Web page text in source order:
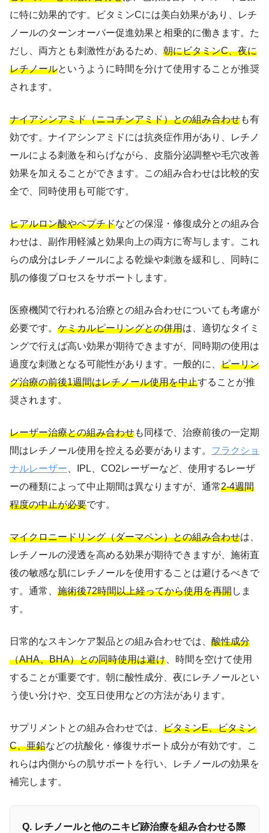
に特に効果的です。ビタミンCには美白効果があり、レチ
ノールのターンオーバー促進効果と相乗的に働きます。た
だし、両方とも刺激性があるため、 朝にビタミンC、夜に
レチノールというように時間を分けて使用することが推奨
されます。
ナイアシンアミド（ニコチンアミド）との組み合わせも有
効です。ナイアシンアミドには抗炎症作用があり、レチノ
ールによる刺激を和らげながら、皮脂分泌調整や毛穴改善
効果を加えることができます。この組み合わせは比較的安
全で、同時使用も可能です。
ヒアルロン酸やペプチドなどの保湿・修復成分との組み合
わせは、副作用軽減と効果向上の両方に寄与します。これ
らの成分はレチノールによる乾燥や刺激を緩和し、同時に
肌の修復プロセスをサポートします。
医療機関で行われる治療との組み合わせについても考慮が
必要です。 ケミカルピーリングとの併用は、適切なタイミ
ングで行えば高い効果が期待できますが、同時期の使用は
過度な刺激となる可能性があります。一般的に、 ピーリン
グ治療の前後1週間はレチノール使用を中止することが推
奨されます。
レーザー治療との組み合わせも同様で、治療前後の一定期
間はレチノール使用を控える必要があります。 フラクショ
ナルレーザー 、IPL、CO2レーザーなど、使用するレーザ
ーの種類によって中止期間は異なりますが、通常2-4週間
程度の中止が必要です。
マイクロニードリング（ダーマペン）との組み合わせは、
レチノールの浸透を高める効果が期待できますが、施術直
後の敏感な肌にレチノールを使用することは避けるべきで
す。通常、 施術後72時間以上経ってから使用を再開しま
す。
日常的なスキンケア製品との組み合わせでは、 酸性成分
（AHA、BHA）との同時使用は避け 、時間を空けて使用
することが重要です。朝に酸性成分、夜にレチノールとい
う使い分けや、交互日使用などの方法があります。
サプリメントとの組み合わせでは、 ビタミンE、ビタミン
C、亜鉛などの抗酸化・修復サポート成分が有効です。こ
れらは内側からの肌サポートを行い、レチノールの効果を
補完します。
Q. レチノールと他のニキビ跡治療を組み合わせる際